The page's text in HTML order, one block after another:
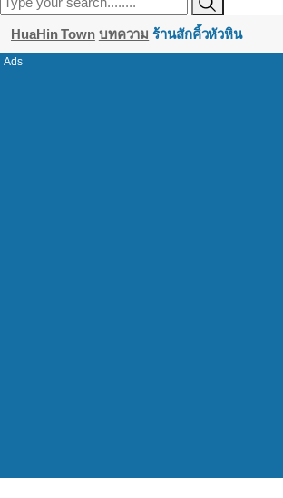
HuaHin Town บทความ ร้านสักคิ้วหัวหิน